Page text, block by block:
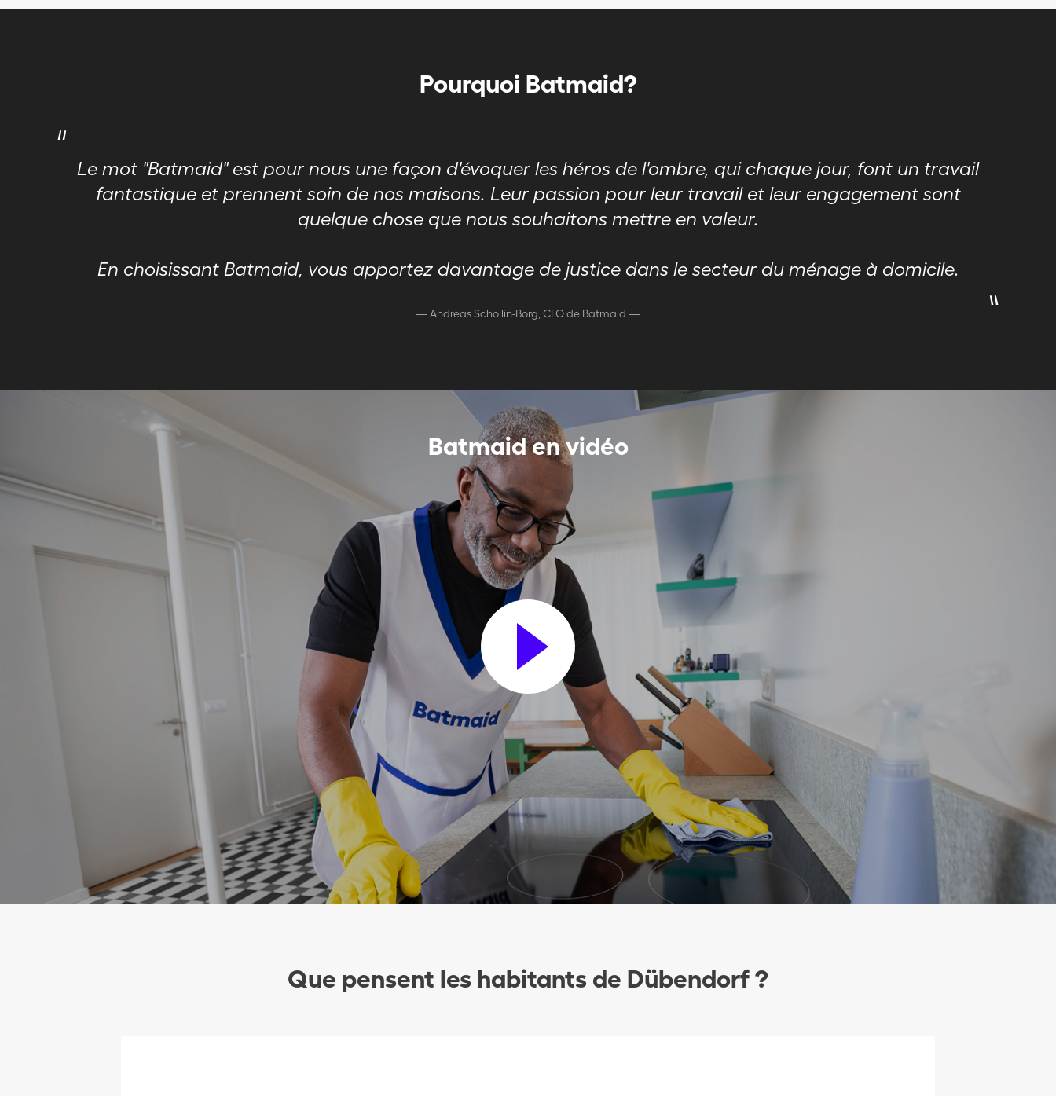
Pourquoi Batmaid?
"
Le mot "Batmaid" est pour nous une façon d'évoquer les héros de l'ombre, qui chaque jour, font un travail
fantastique et prennent soin de nos maisons. Leur passion pour leur travail et leur engagement sont
quelque chose que nous souhaitons mettre en valeur.
En choisissant Batmaid, vous apportez davantage de justice dans le secteur du ménage à domicile. "
—Andreas Schollin-Borg, CEO de Batmaid —
Batmaid en vidéo
Que pensent les habitants de Dübendorf ?